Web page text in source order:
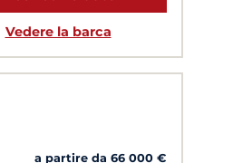
Vedere la barca
a partire da 66 000 €